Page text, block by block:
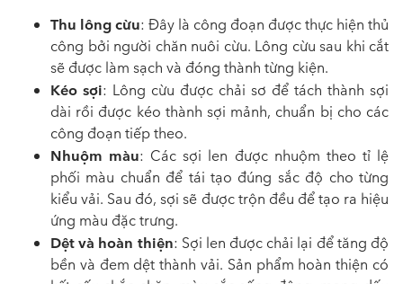
Thu lông cừu: Đây là công đoạn được thực hiện thủ
công bởi người chăn nuôi cừu. Lông cừu sau khi cắt
sẽ được làm sạch và đóng thành từng kiện.
Kéo sợi: Lông cừu được chải sơ để tách thành sợi
dài rồi được kéo thành sợi mảnh, chuẩn bị cho các
công đoạn tiếp theo.
Nhuộm màu: Các sợi len được nhuộm theo tỉ lệ
phối màu chuẩn để tái tạo đúng sắc độ cho từng
kiểu vải. Sau đó, sợi sẽ được trộn đều để tạo ra hiệu
ứng màu đặc trưng.
Dệt và hoàn thiện: Sợi len được chải lại để tăng độ
bền và đem dệt thành vải. Sản phẩm hoàn thiện có